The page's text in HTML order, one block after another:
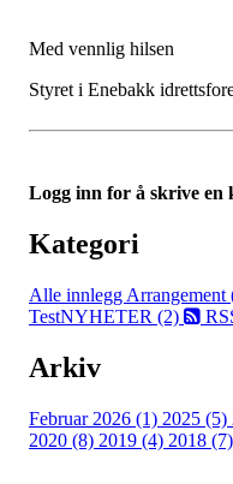
Med vennlig hilsen
Styret i Enebakk
Logg inn for å skrive en
Kategori
Alle innlegg Arrangement
TestNYHETER (2)
Arkiv
Februar 2026 (1) 2025 (5)
2020 (8) 2019 (4) 2018 (7)